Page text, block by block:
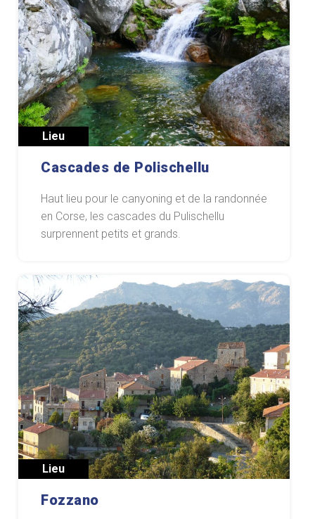
Lieu
Cascades de Polischellu
Haut lieu pour le canyoning et de la randonnée
en Corse, les cascades du Pulischellu
surprennent petits et grands.
Lieu
Fozzano